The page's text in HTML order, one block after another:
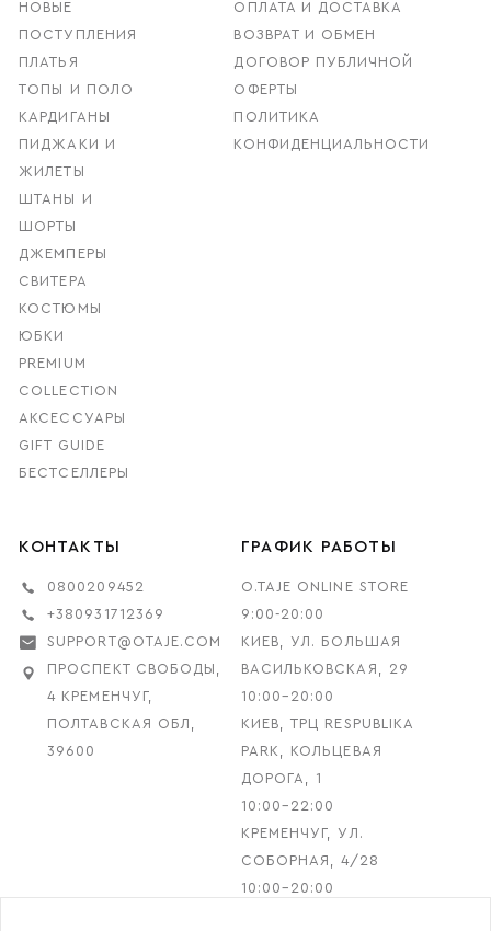
НОВЫЕ
ПОСТУПЛЕНИЯ
ПЛАТЬЯ
ТОПЫ И ПОЛО
КАРДИГАНЫ
ПИДЖАКИ И
ЖИЛЕТЫ
ШТАНЫ И
ШОРТЫ
ДЖЕМПЕРЫ
СВИТЕРА
КОСТЮМЫ
ЮБКИ
PREMIUM
COLLECTION
АКСЕССУАРЫ
GIFT GUIDE
БЕСТСЕЛЛЕРЫ
ОПЛАТА И ДОСТАВКА
ВОЗВРАТ И ОБМЕН
ДОГОВОР ПУБЛИЧНОЙ
ОФЕРТЫ
ПОЛИТИКА
КОНФИДЕНЦИАЛЬНОСТИ
КОНТАКТЫ
0800209452
+380931712369
SUPPORT@OTAJE.COM
ПРОСПЕКТ СВОБОДЫ,
4 КРЕМЕНЧУГ,
ПОЛТАВСКАЯ ОБЛ,
39600
ГРАФИК РАБОТЫ
O.TAJE ONLINE STORE
9:00-20:00
КИЕВ, УЛ. БОЛЬШАЯ
ВАСИЛЬКОВСКАЯ, 29
10:00–20:00
КИЕВ, ТРЦ RESPUBLIKA
PARK, КОЛЬЦЕВАЯ
ДОРОГА, 1
10:00–22:00
КРЕМЕНЧУГ, УЛ.
СОБОРНАЯ, 4/28
10:00–20:00